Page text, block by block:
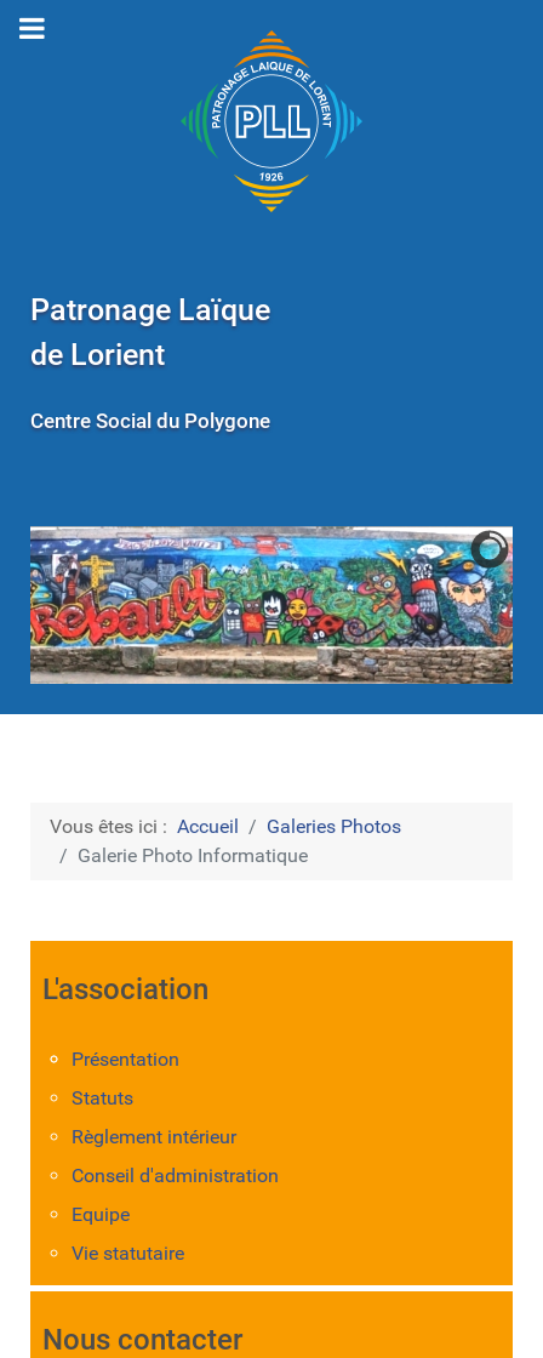
Patronage Laïque
de Lorient
Centre Social du Polygone
Vous êtes ici : Accueil
Galeries Photos
Galerie Photo Informatique
L'association
Présentation
Statuts
Règlement intérieur
Conseil d'administration
Equipe
Vie statutaire
Nous contacter